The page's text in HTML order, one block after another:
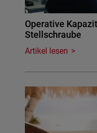
Operative
Stellschraube
Artikel lesen